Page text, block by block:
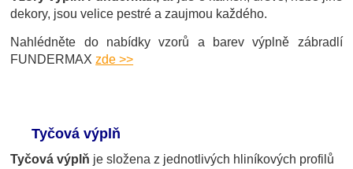
dekory, jsou velice pestré a zaujmou každého.
Nahlédněte do nabídky vzorů a barev výplně zábradlí
FUNDERMAXzde >>
Tyčová výplň
Tyčová výplň je složena z jednotlivých hliníkových profilů